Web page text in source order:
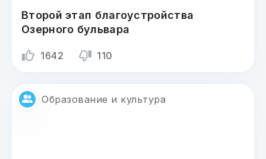
Второй этап благоустройства
Озерного бульвара
1642 110
Образование и культура